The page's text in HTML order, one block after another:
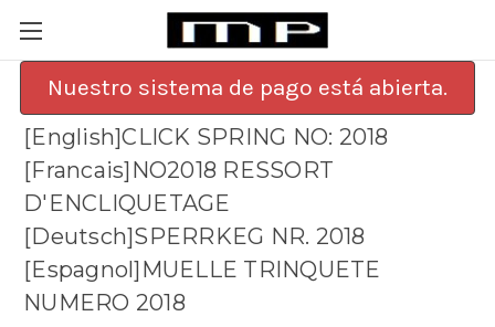
Nuestro sistema de pago está abierta.
[English]CLICK SPRING NO: 2018
[Francais]NO2018 RESSORT
D'ENCLIQUETAGE
[Deutsch]SPERRKEG NR. 2018
[Espagnol]MUELLE TRINQUETE
NUMERO 2018